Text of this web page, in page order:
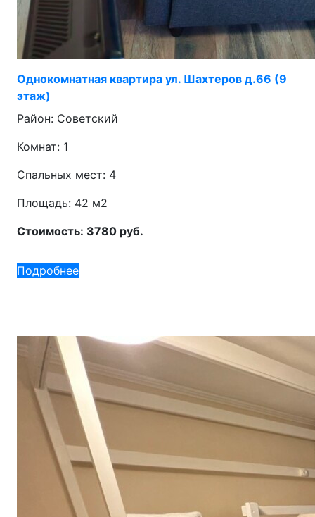
Однокомнатная квартира ул. Шахтеров д.66 (9
этаж)
Район: Советский
Комнат: 1
Спальных мест: 4
Площадь: 42 м2
Стоимость: 3780 руб.
Подробнее